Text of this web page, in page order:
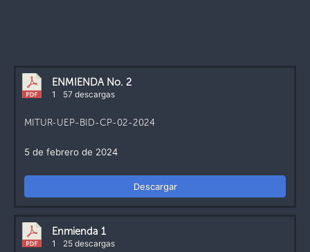
ENMIENDA No. 2
1 57 descargas
MITUR-UEP-BID-CP-02-2024
5 de febrero de 2024
Descargar
Enmienda 1
1 25 descargas